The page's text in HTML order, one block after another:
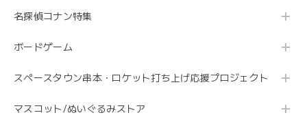
名探偵コナン特集
ボードゲーム
スペースタウン串本・ロケット打ち上げ応援プロジェクト
マスコット/ぬいぐるみストア